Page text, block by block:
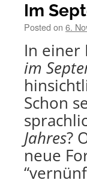
Im
Posted on 6.
In einer
im
Schon
Jahres?
neue